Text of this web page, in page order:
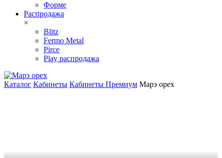
Форме
Распродажа
×
Blitz
Fermo Metal
Pirce
Play распродажа
Каталог Кабинеты Кабинеты Премиум Марэ орех